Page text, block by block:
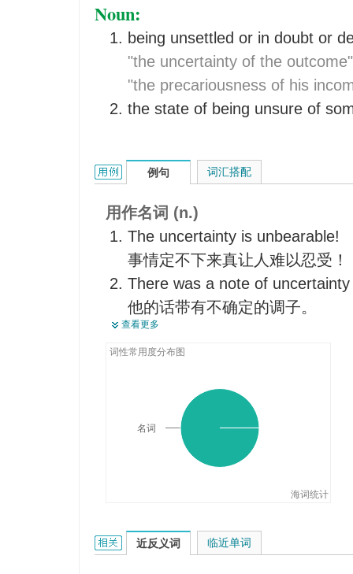
Noun:
being unsettled or in doubt or
"the uncertainty of the outcome"
"the precariousness of his
the state of being unsure of
uncertainty的用法和样例：
例句
用作名词 (n.)
The uncertainty is unbearable!
事情定不下来真让人难以忍受！
There was a note of
他的话带有不确定的调子。
The only uncertainty now is the
现在唯一不确定的就是时间。
他们依靠救济金的生活不安定。
Man lives in a world of
人类生活在一个变化多端的世界
查看更多
词性常用度分布图
海词统计
名词
词汇搭配
uncertainty的相关资料：
近反义词 临近单词